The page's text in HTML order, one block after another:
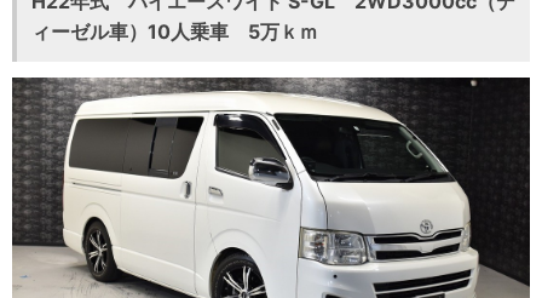
ィーゼル車）10人乗車 5万ｋｍ